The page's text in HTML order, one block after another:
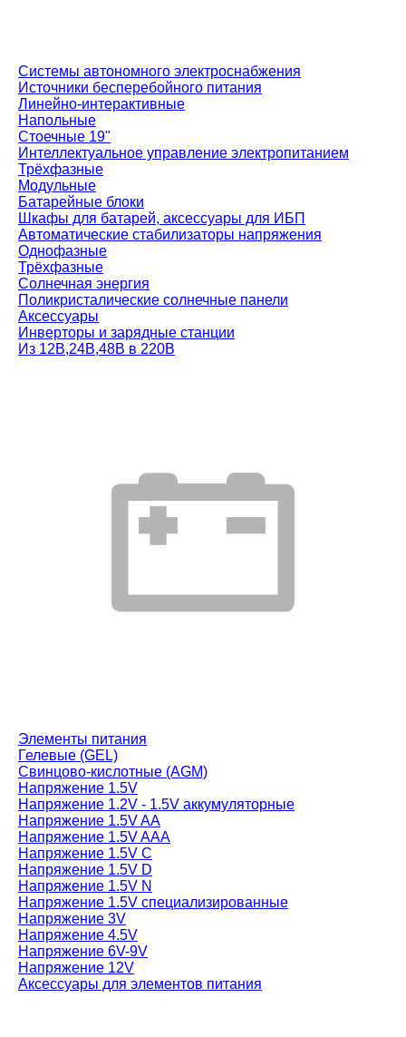
Системы автономного электроснабжения
Источники бесперебойного питания
Линейно-интерактивные
Напольные
Стоечные 19"
Интеллектуальное управление электропитанием
Трёхфазные
Модульные
Батарейные блоки
Шкафы для батарей, аксессуары для ИБП
Автоматические стабилизаторы напряжения
Однофазные
Трёхфазные
Солнечная энергия
Поликристалические солнечные панели
Аксессуары
Инверторы и зарядные станции
Из 12В,24В,48В в 220В
Элементы питания
Гелевые (GEL)
Свинцово-кислотные (AGM)
Напряжение 1.5V
Напряжение 1.2V - 1.5V аккумуляторные
Напряжение 1.5V AA
Напряжение 1.5V AAA
Напряжение 1.5V C
Напряжение 1.5V D
Напряжение 1.5V N
Напряжение 1.5V специализированные
Напряжение 3V
Напряжение 4.5V
Напряжение 6V-9V
Напряжение 12V
Аксессуары для элементов питания